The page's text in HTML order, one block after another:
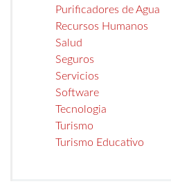
Purificadores de Agua
Recursos Humanos
Salud
Seguros
Servicios
Software
Tecnologia
Turismo
Turismo Educativo